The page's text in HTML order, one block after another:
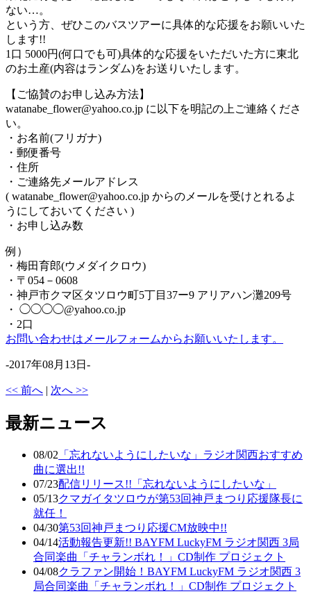
ない…。
という方、ぜひこのバスツアーに具体的な応援をお願いいた
します!!
1口 5000円(何口でも可)具体的な応援をいただいた方に東北
のお土産(内容はランダム)をお送りいたします。
【ご協賛のお申し込み方法】
watanabe_flower@yahoo.co.jp に以下を明記の上ご連絡くださ
い。
・お名前(フリガナ)
・郵便番号
・住所
・ご連絡先メールアドレス
( watanabe_flower@yahoo.co.jp からのメールを受けとれるよ
うにしておいてください )
・お申し込み数
例）
・梅田育郎(ウメダイクロウ)
・〒054－0608
・神戸市クマ区タツロウ町5丁目37ー9 アリアハン灘209号
・ ◯◯◯◯@yahoo.co.jp
・2口
お問い合わせはメールフォームからお願いいたします。
-2017年08月13日-
<< 前へ | 次へ >>
最新ニュース
08/02 「忘れないようにしたいな」ラジオ関西おすすめ
曲に選出!!
07/23配信リリース!!「忘れないようにしたいな」
05/13クマガイタツロウが第53回神戸まつり応援隊長に
就任！
04/30第53回神戸まつり応援CM放映中!!
04/14活動報告更新!! BAYFM LuckyFM ラジオ関西 3局
合同楽曲「チャランボれ！」CD制作 プロジェクト
04/08クラファン開始！BAYFM LuckyFM ラジオ関西 3
局合同楽曲「チャランボれ！」CD制作 プロジェクト